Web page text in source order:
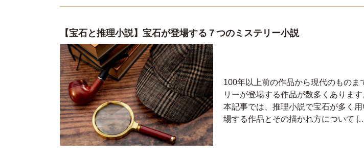
【宝石と推理小説】宝石が登場する７つのミステリー小説
100年以上前の作品から現代のものま
リーが登場する作品が数多くありま
本記事では、推理小説で宝石が多く
場する作品とその描かれ方について